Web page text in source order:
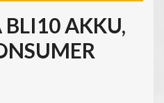
AKKU,